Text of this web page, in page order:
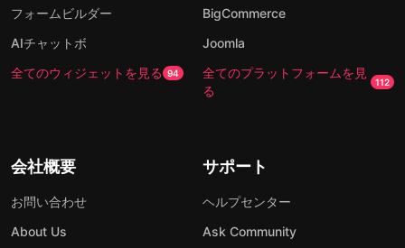
フォームビルダー
AIチャットボ
全てのウィジェットを見る 94
BigCommerce
Joomla
全てのプラットフォームを見
る
112
会社概要
お問い合わせ
About Us
サポート
ヘルプセンター
Ask Community